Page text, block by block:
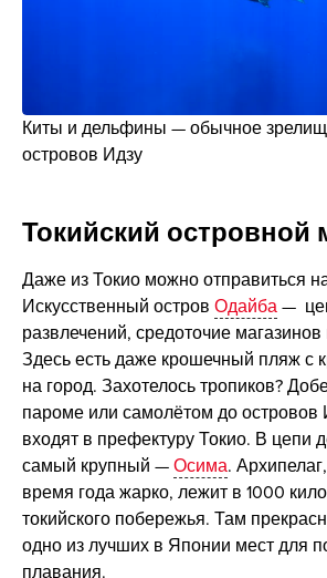
Киты и дельфины — обычное
островов Идзу
Токийский островной
Даже из Токио можно отправиться
Искусственный остров Одайба—
развлечений, средоточие
Здесь есть даже крошечный пляж с
на город. Захотелось тропиков?
пароме или самолётом до островов
входят в префектуру Токио. В цепи
самый крупный — Осима.
время года жарко, лежит в 1000
токийского побережья. Там
одно из лучших в Японии мест для
плавания.